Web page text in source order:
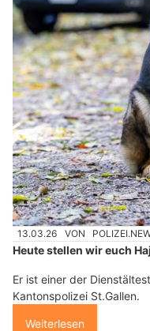
13.03.26 VON
Heute stellen wir euch
Er ist einer der
Kantonspolizei St.Gallen.
Weiterlesen